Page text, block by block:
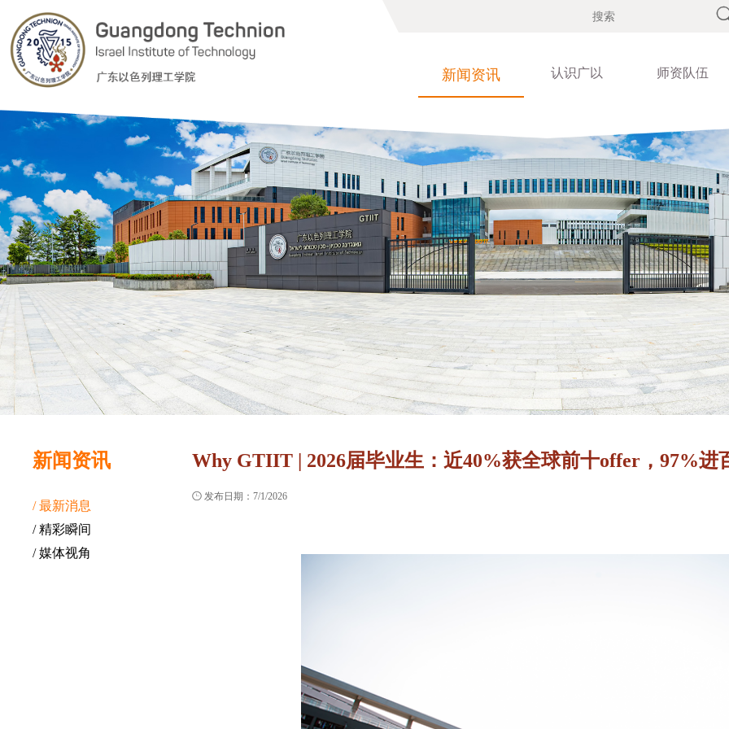
新闻资讯 认识广以 师资队伍
新闻资讯
/ 最新消息
/ 精彩瞬间
/ 媒体视角
Why GTIIT | 2026届毕业生：近40%获全球前十offer，97%进
发布日期：7/1/2026